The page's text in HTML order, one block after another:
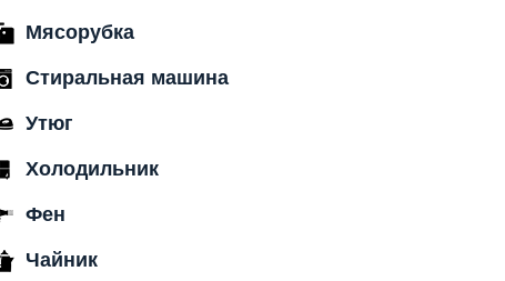
Мясорубка
Стиральная машина
Утюг
Холодильник
Фен
Чайник